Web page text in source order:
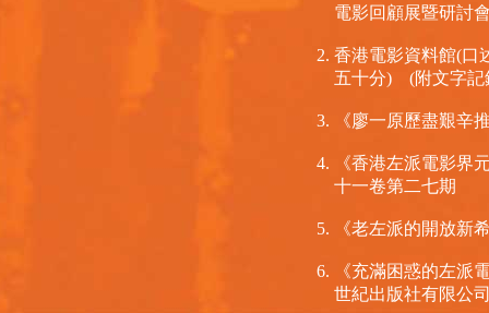
電影回顧展暨研討
香港電影資料館(口
五十分) (附文字記
《廖一原歷盡艱
《香港左派電影界
十一卷第二七期
《老左派的開放新
《充滿困惑的左派
世紀出版社有限公